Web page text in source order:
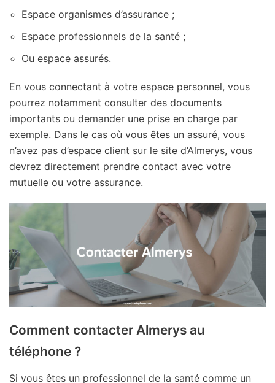
Espace organismes d’assurance ;
Espace professionnels de la santé ;
Ou espace assurés.
En vous connectant à votre espace personnel, vous
pourrez notamment consulter des documents
importants ou demander une prise en charge par
exemple. Dans le cas où vous êtes un assuré, vous
n’avez pas d’espace client sur le site d’Almerys, vous
devrez directement prendre contact avec votre
mutuelle ou votre assurance.
Comment contacter Almerys au
téléphone ?
Si vous êtes un professionnel de la santé comme un